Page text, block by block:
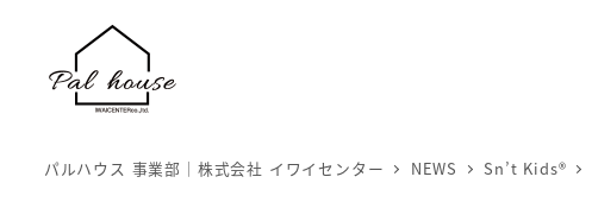
パルハウス 事業部｜株式会社 イワイセンター NEWS Sn’t Kids®